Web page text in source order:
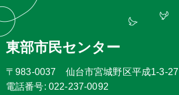
東部市民センター
〒983-0037 仙台市宮城野区平成1-3-27
電話番号: 022-237-0092